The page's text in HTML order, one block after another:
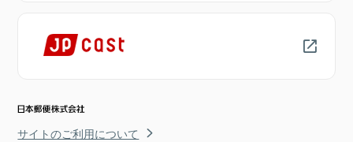
サイトのご利用について